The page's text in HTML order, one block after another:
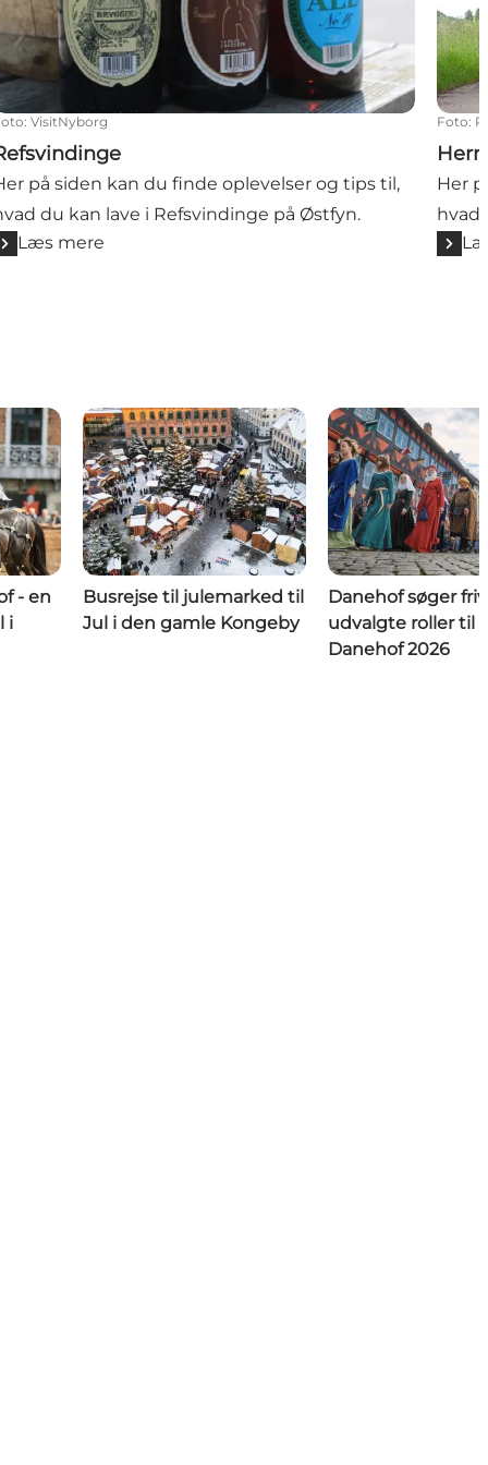
: VisitNyborg
på siden kan du finde oplevelser og tips til,
du kan lave i Refsvindinge på Østfyn.
Læs mere
Foto:
Her
hvad
- en
i
Busrejse til julemarked til
Jul i den gamle Kongeby
Danehof søger
udvalgte roller til
Danehof 2026